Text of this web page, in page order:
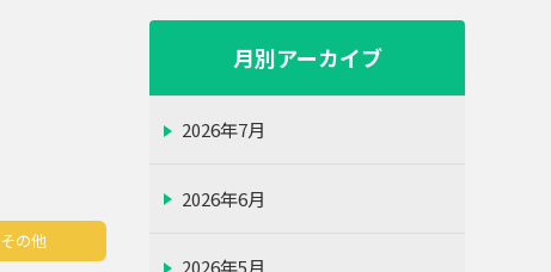
月別アーカイブ
2026年7月
2026年6月
2026年5月
その他